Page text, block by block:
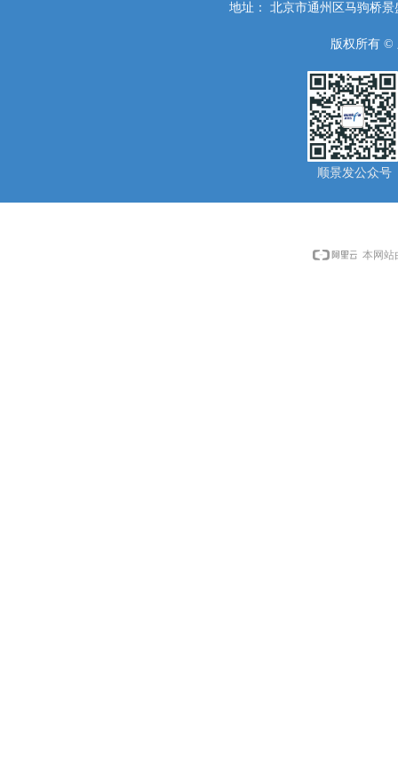
版权所有 ©
地址： 北京市通州区马驹桥
顺景发公众号
本网站